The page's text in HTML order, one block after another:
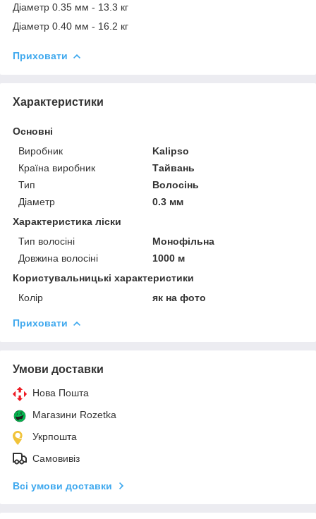
Діаметр 0.35 мм - 13.3 кг
Діаметр 0.40 мм - 16.2 кг
Приховати
Характеристики
Основні
Виробник
Kalipso
Країна виробник
Тайвань
Тип
Волосінь
Діаметр
0.3 мм
Характеристика ліски
Тип волосіні
Монофільна
Довжина волосіні
1000 м
Користувальницькі характеристики
Колір
як на фото
Приховати
Умови доставки
Нова Пошта
Магазини Rozetka
Укрпошта
Самовивіз
Всі умови доставки